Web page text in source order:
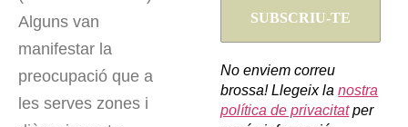
Alguns van
manifestar la
preocupació que a
les serves zones i
No enviem correu
brossa! Llegeix lanostra
política de privacitatper